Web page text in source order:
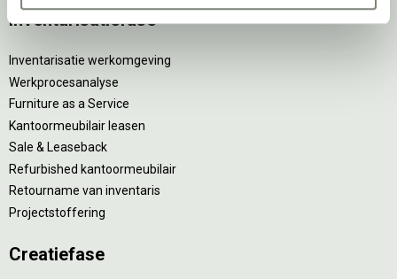
Inventarisatiefase
Inventarisatie werkomgeving
Werkprocesanalyse
Furniture as a Service
Kantoormeubilair leasen
Sale & Leaseback
Refurbished kantoormeubilair
Retourname van inventaris
Projectstoffering
Creatiefase